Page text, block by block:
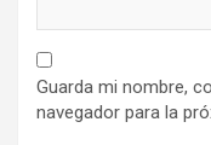
Guarda mi nombre,
navegador para la